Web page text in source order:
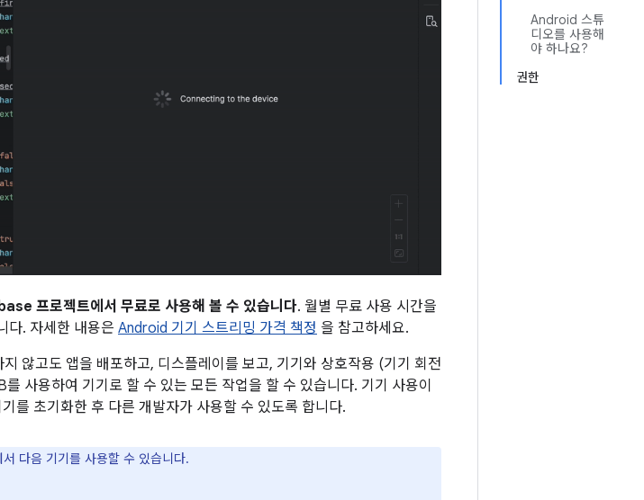
Android 스튜
디오를 사용해
야 하나요?
권한
프로젝트에서 무료로 사용해 볼 수 있습니다. 월별 무료 사용 시간을
다. 자세한 내용은 Android 기기 스트리밍 가격 책정 을 참고하세요.
않고도 앱을 배포하고, 디스플레이를 보고, 기기와 상호작용 (기기 회전
사용하여 기기로 할 수 있는 모든 작업을 할 수 있습니다. 기기 사용이
를 초기화한 후 다른 개발자가 사용할 수 있도록 합니다.
다음 기기를 사용할 수 있습니다.